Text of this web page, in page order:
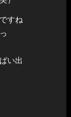
すね
い出